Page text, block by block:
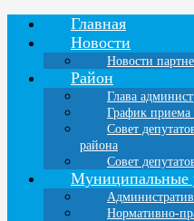
Главная
Новости
Новости
Район
Глава
График приема
Совет
района
Совет
Муниципальные
Нормативно-